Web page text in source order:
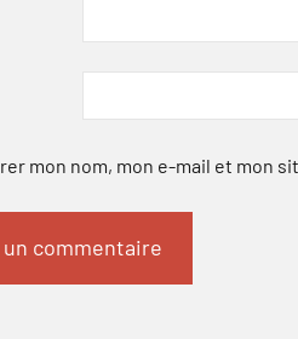
mon nom, mon e-mail et mon